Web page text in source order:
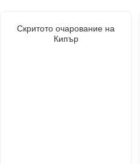
Скритото очарование на
Кипър